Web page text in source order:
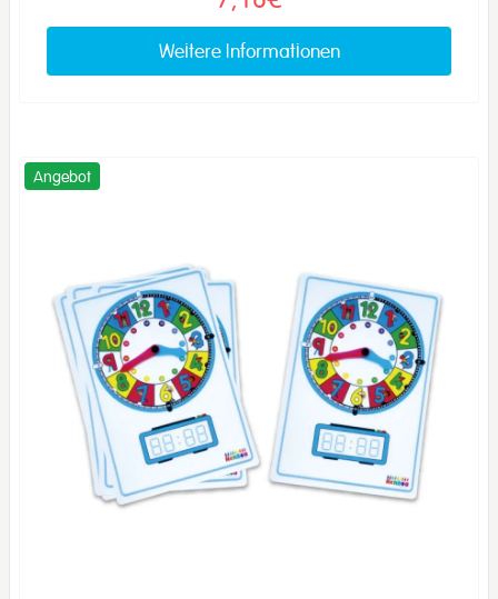
Weitere Informationen
Angebot